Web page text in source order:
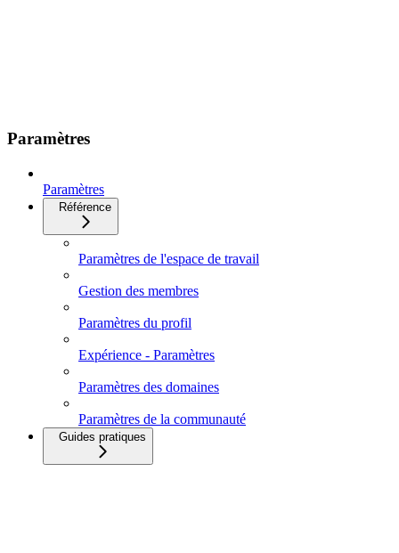
Paramètres
Paramètres
Référence
Paramètres de l'espace de travail
Gestion des membres
Paramètres du profil
Expérience - Paramètres
Paramètres des domaines
Paramètres de la communauté
Guides pratiques